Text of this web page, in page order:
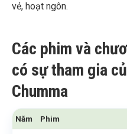
vẻ, hoạt ngôn.
Các phim và
có sự tham gia
Chumma
Năm Phim